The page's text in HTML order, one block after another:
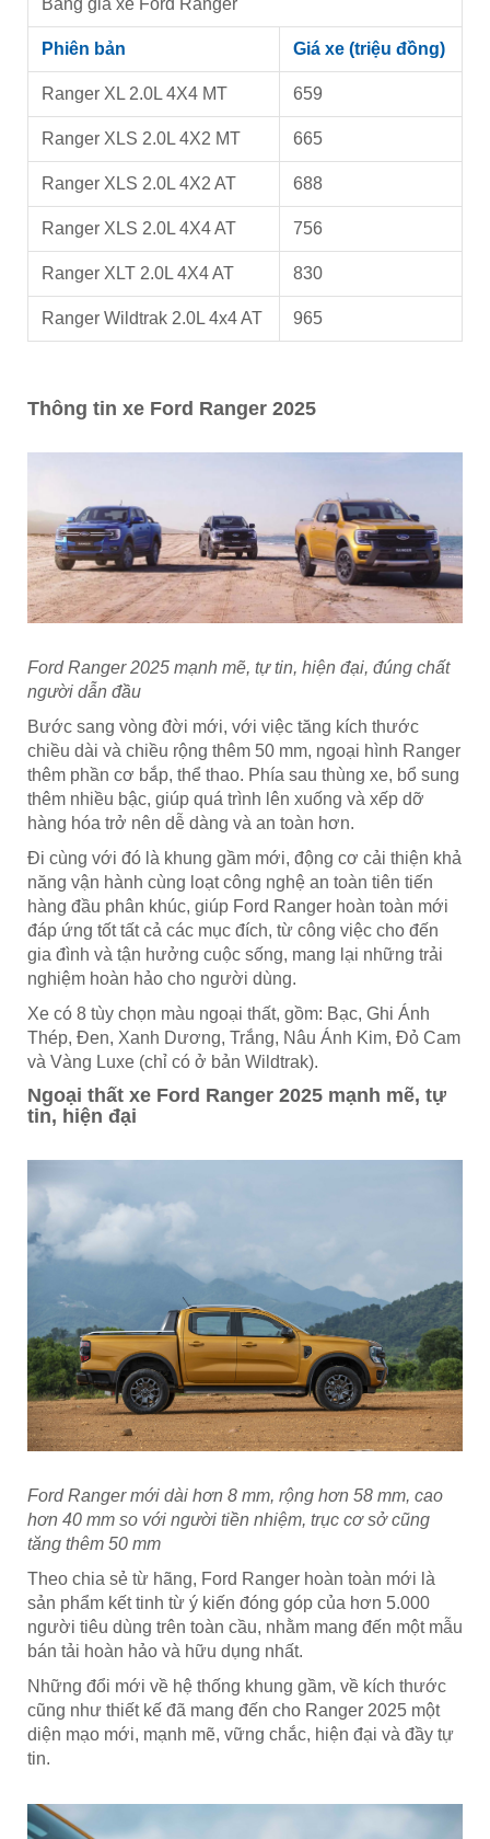
Bảng giá xe Ford Ranger
Phiên bản Giá xe (triệu đồng)
Ranger XL 2.0L 4X4 MT 659
Ranger XLS 2.0L 4X2 MT 665
Ranger XLS 2.0L 4X2 AT 688
Ranger XLS 2.0L 4X4 AT 756
Ranger XLT 2.0L 4X4 AT 830
Ranger Wildtrak 2.0L 4x4 AT 965
Thông tin xe Ford Ranger 2025
Ford Ranger 2025 mạnh mẽ, tự tin, hiện đại, đúng chất
người dẫn đầu
Bước sang vòng đời mới, với việc tăng kích thước
chiều dài và chiều rộng thêm 50 mm, ngoại hình Ranger
thêm phần cơ bắp, thể thao. Phía sau thùng xe, bổ sung
thêm nhiều bậc, giúp quá trình lên xuống và xếp dỡ
hàng hóa trở nên dễ dàng và an toàn hơn.
Đi cùng với đó là khung gầm mới, động cơ cải thiện khả
năng vận hành cùng loạt công nghệ an toàn tiên tiến
hàng đầu phân khúc, giúp Ford Ranger hoàn toàn mới
đáp ứng tốt tất cả các mục đích, từ công việc cho đến
gia đình và tận hưởng cuộc sống, mang lại những trải
nghiệm hoàn hảo cho người dùng.
Xe có 8 tùy chọn màu ngoại thất, gồm: Bạc, Ghi Ánh
Thép, Đen, Xanh Dương, Trắng, Nâu Ánh Kim, Đỏ Cam
và Vàng Luxe (chỉ có ở bản Wildtrak).
Ngoại thất xe Ford Ranger 2025 mạnh mẽ, tự
tin, hiện đại
Ford Ranger mới dài hơn 8 mm, rộng hơn 58 mm, cao
hơn 40 mm so với người tiền nhiệm, trục cơ sở cũng
tăng thêm 50 mm
Theo chia sẻ từ hãng, Ford Ranger hoàn toàn mới là
sản phẩm kết tinh từ ý kiến đóng góp của hơn 5.000
người tiêu dùng trên toàn cầu, nhằm mang đến một mẫu
bán tải hoàn hảo và hữu dụng nhất.
Những đổi mới về hệ thống khung gầm, về kích thước
cũng như thiết kế đã mang đến cho Ranger 2025 một
diện mạo mới, mạnh mẽ, vững chắc, hiện đại và đầy tự
tin.